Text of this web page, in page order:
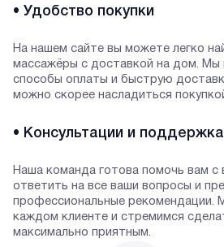
• Удобство покупки
На нашем сайте вы можете легко
массажёры с доставкой на дом. Мы
способы оплаты и быструю
можно скорее насладиться
• Консультации и поддержка
Наша команда готова помочь вам с
ответить на все ваши вопросы и
профессиональные рекомендации.
каждом клиенте и стремимся
максимально приятным.